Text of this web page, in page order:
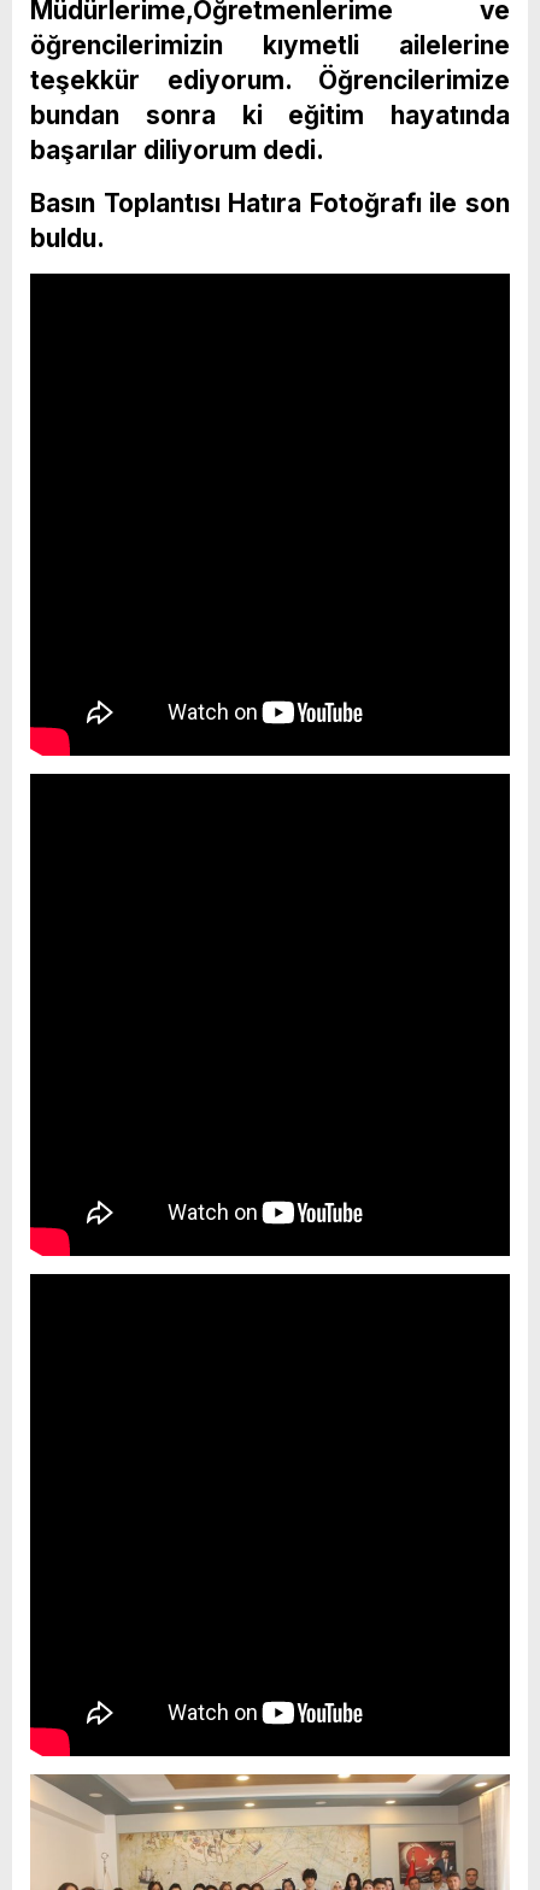
Müdürlerime,Öğretmenlerime ve
öğrencilerimizin kıymetli ailelerine
teşekkür ediyorum. Öğrencilerimize
bundan sonra ki eğitim hayatında
başarılar diliyorum dedi.
Basın Toplantısı Hatıra Fotoğrafı ile son
buldu.